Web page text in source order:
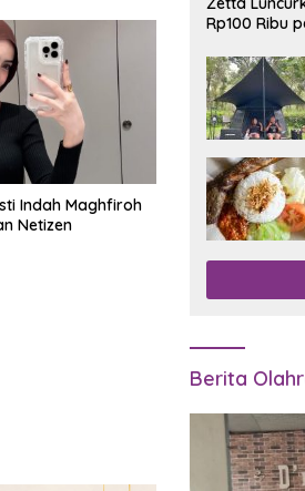
Indah Maghfiroh
Netizen
Rp100 Ribu
Berita